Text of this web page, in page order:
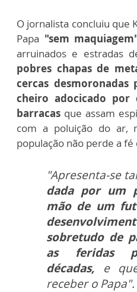
O jornalista concluiu que
Papa "sem
arruinados e estradas
pobres chapas de
cercas
cheiro adocicado por
barracas que assam
com a poluição do ar,
população não perde a fé
"Apresenta-se
dada por um
mão de um
sobretudo de
as feridas
décadas, e
receber o Papa".